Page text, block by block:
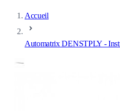
Accueil
Automatrix DENSTPLY -